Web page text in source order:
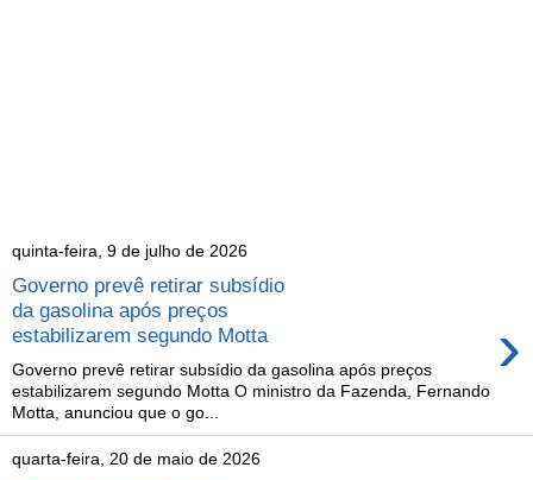
quinta-feira, 9 de julho de 2026
Governo prevê retirar subsídio
da gasolina após preços
estabilizarem segundo Motta
›
Governo prevê retirar subsídio da gasolina após preços
estabilizarem segundo Motta O ministro da Fazenda, Fernando
Motta, anunciou que o go...
quarta-feira, 20 de maio de 2026